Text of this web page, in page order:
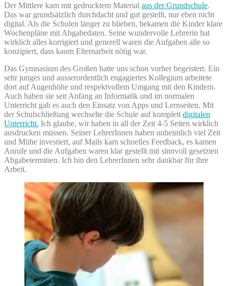
Der Mittlere kam mit gedrucktem Material aus der Grundschule.
Das war grundsätzlich durchdacht und gut gestellt, nur eben nicht
digital. Als die Schulen länger zu blieben, bekamen die Kinder klare
Wochenpläne mit Abgabedaten. Seine wundervolle Lehrerin hat
wirklich alles korrigiert und generell waren die Aufgaben alle so
konzipiert, dass kaum Elternarbeit nötig war.
Das Gymnasium des Großen hatte uns schon vorher begeistert. Ein
sehr junges und ausserordentlich engagiertes Kollegium arbeitete
dort auf Augenhöhe und respektvollem Umgang mit den Kindern.
Auch haben sie seit Anfang an Informatik und im normalen
Unterricht gab es auch den Einsatz von Apps und Lernseiten. Mit
der Schulschließung wechselte die Schule auf komplett digitalen
Unterricht. Ich glaube, wir haben in all der Zeit 4-5 Seiten wirklich
ausdrucken müssen. Seiner LehrerInnen haben unheimlich viel Zeit
und Mühe investiert, auf Mails kam schnelles Feedback, es kamen
Anrufe und die Aufgaben waren klar gestellt mit sinnvoll gesetzten
Abgabeterminen. Ich bin den LehrerInnen sehr dankbar für ihre
Arbeit.